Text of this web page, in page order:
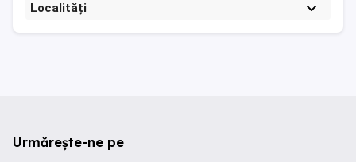
Localități
Urmărește-ne pe